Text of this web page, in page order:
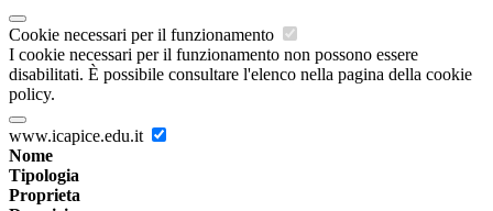
Cookie necessari per il funzionamento
I cookie necessari per il funzionamento non possono essere
disabilitati. È possibile consultare l'elenco nella pagina della cookie
policy.
www.icapice.edu.it
Nome
Tipologia
Proprieta